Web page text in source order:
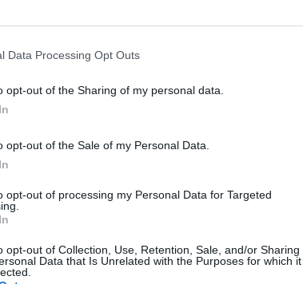
Data Processing Opt Outs
opt-out of the Sharing of my personal data.
opt-out of the Sale of my Personal Data.
opt-out of processing my Personal Data for Targeted
opt-out of Collection, Use, Retention, Sale, and/or Sharing
Data that Is Unrelated with the Purposes for which it
DELLA RICONOSCENZA
Registrati Redazione Invia notizia Feed RSS
Gallerie Fotografiche
Web TV
Foto
Auguri